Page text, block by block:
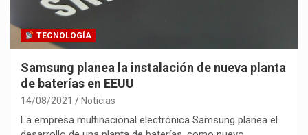
TECNOLOGÍA
Samsung planea la instalación de nueva planta
de baterías en EEUU
14/08/2021 Noticias
La empresa multinacional electrónica Samsung planea el